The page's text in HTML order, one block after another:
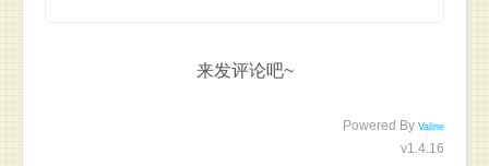
来发评论吧~
Powered By Valine
v1.4.16